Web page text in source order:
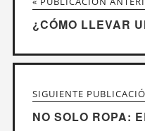
¿CÓMO LLEVAR
SIGUIENTE
NO SOLO ROPA: